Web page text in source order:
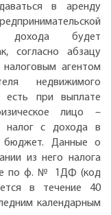
в аренду
дохода будет
согласно абзацу
агентом
недвижимого
есть при выплате
лицо –
налог с дохода в
бюджет. Данные о
из него налога
по ф. № 1ДФ (код
в течение 40
календарным